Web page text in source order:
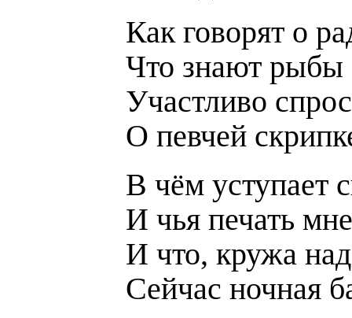
Как говорят о
Что знают рыбы
Участливо
О певчей
В чём уступает
И чья печать
И что, кружа
Сейчас ночная